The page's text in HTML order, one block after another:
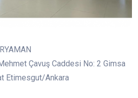
Çavuş Caddesi No: 2 Gimsa
Etimesgut/Ankara